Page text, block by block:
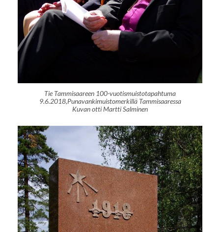
Tie Tammisaareen 100-vuotismuistotapahtuma
9.6.2018,Punavankimuistomerkillä Tammisaaressa
Kuvan otti Martti Salminen